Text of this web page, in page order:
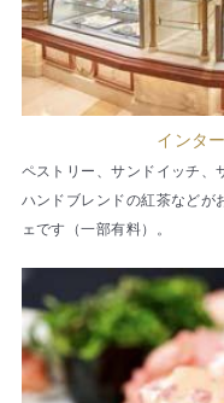
インタ
ペストリー、サンドイッチ、
ハンドブレンドの紅茶などが
ェです（一部有料）。